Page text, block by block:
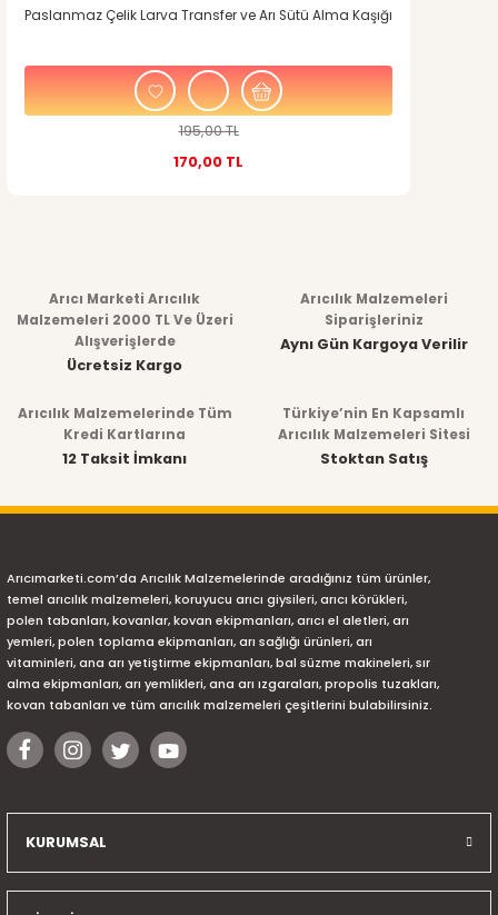
Paslanmaz Çelik Larva Transfer ve Arı Sütü Alma Kaşığı
195,00 TL
170,00 TL
Arıcı Marketi Arıcılık
Malzemeleri 2000 TL Ve Üzeri
Alışverişlerde
Ücretsiz Kargo
Arıcılık Malzemeleri
Siparişleriniz
Aynı Gün Kargoya Verilir
Arıcılık Malzemelerinde Tüm
Kredi Kartlarına
12 Taksit İmkanı
Türkiye’nin En Kapsamlı
Arıcılık Malzemeleri Sitesi
Stoktan Satış
Arıcımarketi.com’da Arıcılık Malzemelerinde aradığınız tüm ürünler,
temel arıcılık malzemeleri, koruyucu arıcı giysileri, arıcı körükleri,
polen tabanları, kovanlar, kovan ekipmanları, arıcı el aletleri, arı
yemleri, polen toplama ekipmanları, arı sağlığı ürünleri, arı
vitaminleri, ana arı yetiştirme ekipmanları, bal süzme makineleri, sır
alma ekipmanları, arı yemlikleri, ana arı ızgaraları, propolis tuzakları,
kovan tabanları ve tüm arıcılık malzemeleri çeşitlerini bulabilirsiniz.
KURUMSAL